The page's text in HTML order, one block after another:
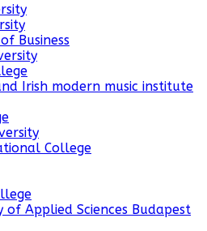
Business
Irish modern music institute
College
of Applied Sciences Budapest